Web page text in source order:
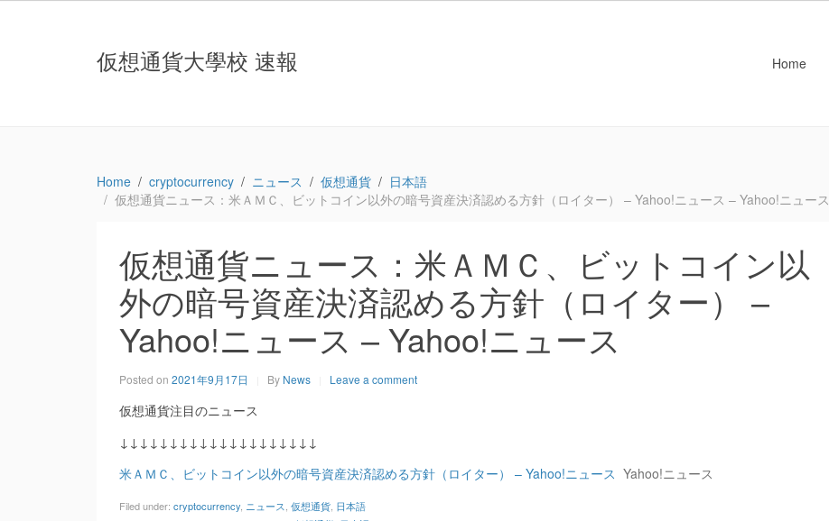
仮想通貨大學校 速報 Home
Home cryptocurrency ニュース 仮想通貨
日本語
仮想通貨ニュース：米ＡＭＣ、ビットコイン以外の暗号資産決済認める方針（ロイター） – Yahoo!ニュース – Yahoo!ニュース
仮想通貨ニュース：米ＡＭＣ、ビットコイン以
外の暗号資産決済認める方針（ロイター） –
Yahoo!ニュース – Yahoo!ニュース
Posted on 2021年9月17日 By News Leave a comment
仮想通貨注目のニュース
↓↓↓↓↓↓↓↓↓↓↓↓↓↓↓↓↓↓↓↓
米ＡＭＣ、ビットコイン以外の暗号資産決済認める方針（ロイター） – Yahoo!ニュース Yahoo!ニュース
Filed under: cryptocurrency ニュース 仮想通貨 日本語